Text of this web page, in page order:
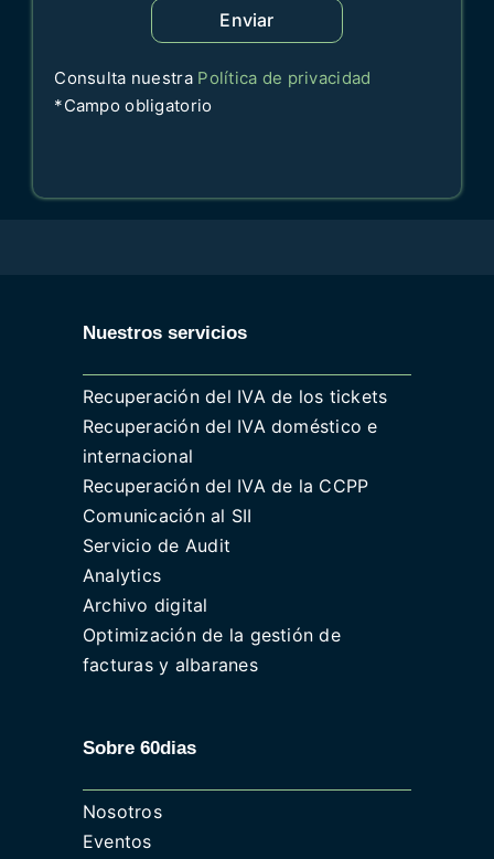
Enviar
Consulta nuestra Política de privacidad
*Campo obligatorio
Nuestros servicios
Recuperación del IVA de los tickets
Recuperación del IVA doméstico e
internacional
Recuperación del IVA de la CCPP
Comunicación al SII
Servicio de Audit
Analytics
Archivo digital
Optimización de la gestión de
facturas y albaranes
Sobre 60dias
Nosotros
Eventos